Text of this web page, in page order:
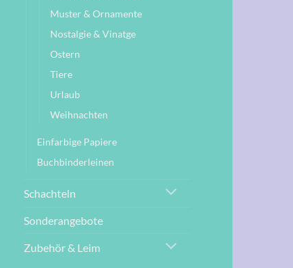
Muster & Ornamente
Nostalgie & Vinatge
Ostern
Tiere
Urlaub
Weihnachten
Einfarbige Papiere
Buchbinderleinen
Schachteln
Sonderangebote
Zubehör & Leim